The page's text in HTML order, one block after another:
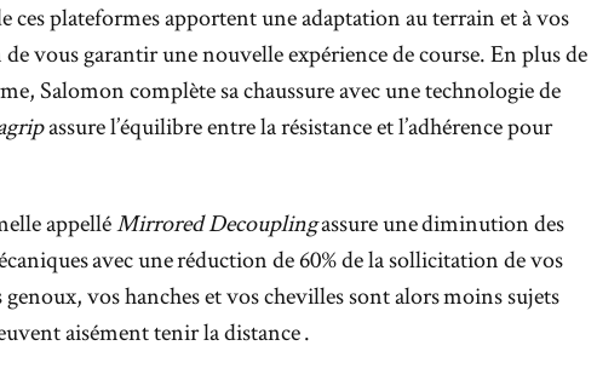
ces plateformes apportent une adaptation au terrain et à vos
vous garantir une nouvelle expérience de course. En plus de
Salomon complète sa chaussure avec une technologie de
assure l’équilibre entre la résistance et l’adhérence pour
appelléMirrored Decouplingassure une diminution des
avec une réduction de 60% de la sollicitation de vos
vos hanches et vos chevilles sont alors moins sujets
aisément tenir la distance .